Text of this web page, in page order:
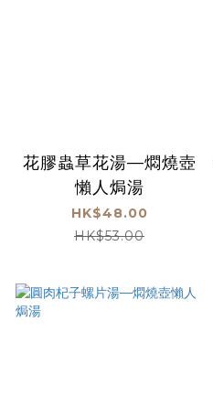
花膠蟲草花湯—燜燒壺
懶人焗湯
HK$48.00
HK$53.00